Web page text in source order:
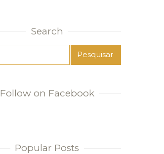
Search
Follow on Facebook
Popular Posts